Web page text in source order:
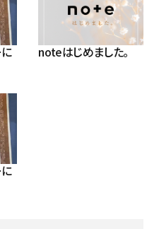
noteはじめました。